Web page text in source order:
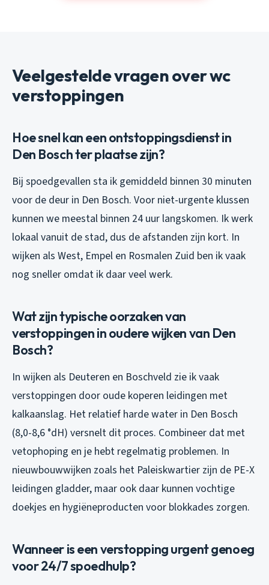
Veelgestelde vragen over wc
verstoppingen
Hoe snel kan een ontstoppingsdienst in
Den Bosch ter plaatse zijn?
Bij spoedgevallen sta ik gemiddeld binnen 30 minuten
voor de deur in Den Bosch. Voor niet-urgente klussen
kunnen we meestal binnen 24 uur langskomen. Ik werk
lokaal vanuit de stad, dus de afstanden zijn kort. In
wijken als West, Empel en Rosmalen Zuid ben ik vaak
nog sneller omdat ik daar veel werk.
Wat zijn typische oorzaken van
verstoppingen in oudere wijken van Den
Bosch?
In wijken als Deuteren en Boschveld zie ik vaak
verstoppingen door oude koperen leidingen met
kalkaanslag. Het relatief harde water in Den Bosch
(8,0-8,6 °dH) versnelt dit proces. Combineer dat met
vetophoping en je hebt regelmatig problemen. In
nieuwbouwwijken zoals het Paleiskwartier zijn de PE-X
leidingen gladder, maar ook daar kunnen vochtige
doekjes en hygiëneproducten voor blokkades zorgen.
Wanneer is een verstopping urgent genoeg
voor 24/7 spoedhulp?